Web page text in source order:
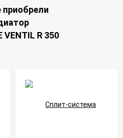
VENTIL R 350